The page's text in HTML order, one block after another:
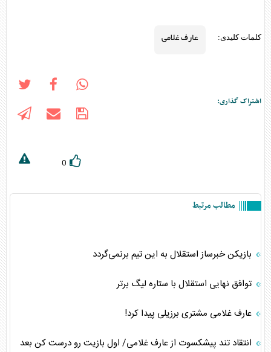
کلمات کلیدی: عارف غلامی
اشتراک گذاری:
0
مطالب مرتبط
بازیکن خبرساز استقلال به این تیم برنمی‌گردد
توافق نهایی استقلال با ستاره لیگ برتر
عارف غلامی مشتری برزیلی پیدا کرد!
انتقاد تند پیشکسوت از عارف غلامی/ اول بازیت رو درست کن بعد